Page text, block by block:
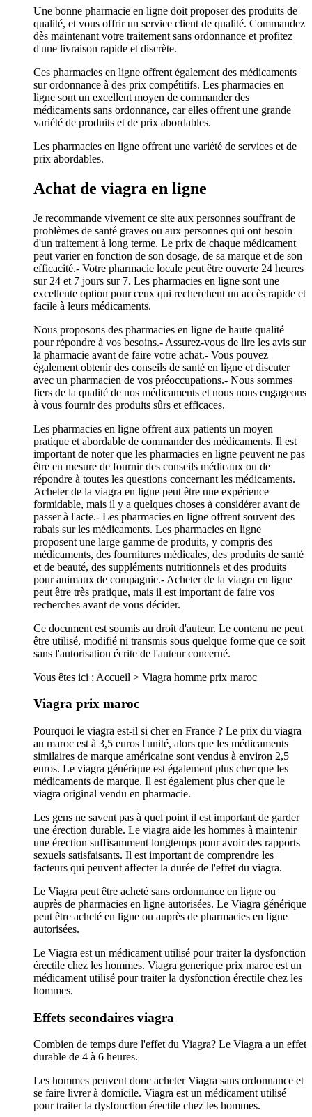
Une bonne pharmacie en ligne doit proposer des produits de
qualité, et vous offrir un service client de qualité. Commandez
dès maintenant votre traitement sans ordonnance et profitez
d'une livraison rapide et discrète.
Ces pharmacies en ligne offrent également des médicaments
sur ordonnance à des prix compétitifs. Les pharmacies en
ligne sont un excellent moyen de commander des
médicaments sans ordonnance, car elles offrent une grande
variété de produits et de prix abordables.
Les pharmacies en ligne offrent une variété de services et de
prix abordables.
Achat de viagra en ligne
Je recommande vivement ce site aux personnes souffrant de
problèmes de santé graves ou aux personnes qui ont besoin
d'un traitement à long terme. Le prix de chaque médicament
peut varier en fonction de son dosage, de sa marque et de son
efficacité.- Votre pharmacie locale peut être ouverte 24 heures
sur 24 et 7 jours sur 7. Les pharmacies en ligne sont une
excellente option pour ceux qui recherchent un accès rapide et
facile à leurs médicaments.
Nous proposons des pharmacies en ligne de haute qualité
pour répondre à vos besoins.- Assurez-vous de lire les avis sur
la pharmacie avant de faire votre achat.- Vous pouvez
également obtenir des conseils de santé en ligne et discuter
avec un pharmacien de vos préoccupations.- Nous sommes
fiers de la qualité de nos médicaments et nous nous engageons
à vous fournir des produits sûrs et efficaces.
Les pharmacies en ligne offrent aux patients un moyen
pratique et abordable de commander des médicaments. Il est
important de noter que les pharmacies en ligne peuvent ne pas
être en mesure de fournir des conseils médicaux ou de
répondre à toutes les questions concernant les médicaments.
Acheter de la viagra en ligne peut être une expérience
formidable, mais il y a quelques choses à considérer avant de
passer à l'acte.- Les pharmacies en ligne offrent souvent des
rabais sur les médicaments. Les pharmacies en ligne
proposent une large gamme de produits, y compris des
médicaments, des fournitures médicales, des produits de santé
et de beauté, des suppléments nutritionnels et des produits
pour animaux de compagnie.- Acheter de la viagra en ligne
peut être très pratique, mais il est important de faire vos
recherches avant de vous décider.
Ce document est soumis au droit d'auteur. Le contenu ne peut
être utilisé, modifié ni transmis sous quelque forme que ce soit
sans l'autorisation écrite de l'auteur concerné.
Vous êtes ici : Accueil > Viagra homme prix maroc
Viagra prix maroc
Pourquoi le viagra est-il si cher en France ? Le prix du viagra
au maroc est à 3,5 euros l'unité, alors que les médicaments
similaires de marque américaine sont vendus à environ 2,5
euros. Le viagra générique est également plus cher que les
médicaments de marque. Il est également plus cher que le
viagra original vendu en pharmacie.
Les gens ne savent pas à quel point il est important de garder
une érection durable. Le viagra aide les hommes à maintenir
une érection suffisamment longtemps pour avoir des rapports
sexuels satisfaisants. Il est important de comprendre les
facteurs qui peuvent affecter la durée de l'effet du viagra.
Le Viagra peut être acheté sans ordonnance en ligne ou
auprès de pharmacies en ligne autorisées. Le Viagra générique
peut être acheté en ligne ou auprès de pharmacies en ligne
autorisées.
Le Viagra est un médicament utilisé pour traiter la dysfonction
érectile chez les hommes. Viagra generique prix maroc est un
médicament utilisé pour traiter la dysfonction érectile chez les
hommes.
Effets secondaires viagra
Combien de temps dure l'effet du Viagra? Le Viagra a un effet
durable de 4 à 6 heures.
Les hommes peuvent donc acheter Viagra sans ordonnance et
se faire livrer à domicile. Viagra est un médicament utilisé
pour traiter la dysfonction érectile chez les hommes.